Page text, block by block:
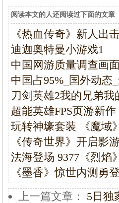
阅读本文的人还阅读过下面的文章
《热血传奇》新人出
迪迦奥特曼小游戏1
中国网游质量调查画
中国占95%_国外动态
刀剑英雄2我的兄弟
超能英雄FPS页游新
玩转神壕套装 《魔域
《传奇世界》开启影
法海登场 9377《烈焰
《墨香》惊世内测勇
上一篇文章： 5日独